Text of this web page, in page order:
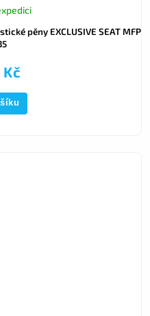
pěny EXCLUSIVE SEAT MFP-